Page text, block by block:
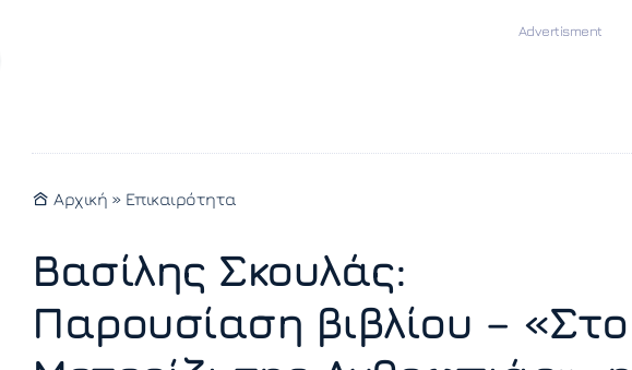
Αρχική » Επικαιρότητα
Βασίλης Σκουλάς:
Παρουσίαση βιβλίου – «Στο